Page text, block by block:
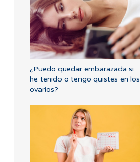
¿Puedo quedar embarazada si
he tenido o tengo quistes en los
ovarios?